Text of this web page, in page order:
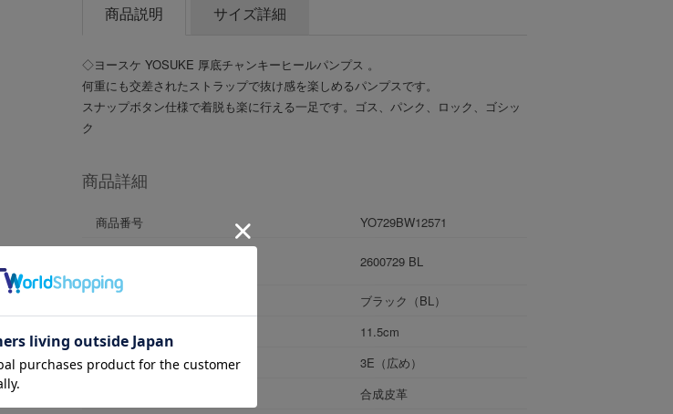
商品説明 サイズ詳細
◇ヨースケ YOSUKE 厚底チャンキーヒールパンプス 。
何重にも交差されたストラップで抜け感を楽しめるパンプスです。
スナップボタン仕様で着脱も楽に行える一足です。ゴス、パンク、ロック、ゴシッ
ク
商品詳細
商品番号
YO729BW12571
2600729 BL
ブラック（BL）
11.5cm
靴幅
3E（広め）
合成皮革